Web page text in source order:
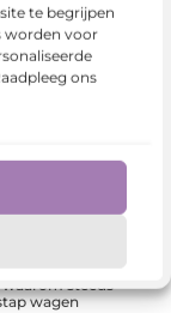
te begrijpen
worden voor
ons
de juiste plek
waarom steeds
wagen